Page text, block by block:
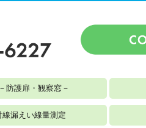
防護扉・観察窓－
線漏えい線量測定